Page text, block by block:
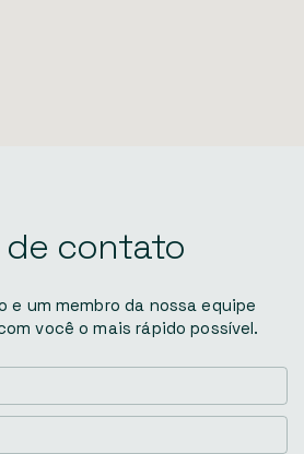
de contato
e um membro da nossa equipe
você o mais rápido possível.